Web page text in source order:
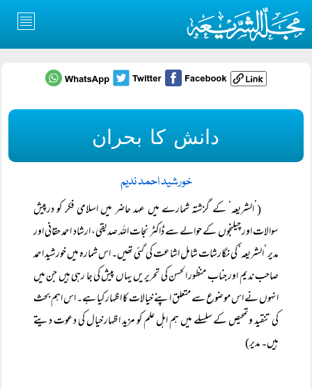
دانش کا بحران
خورشید احمد ندیم
(’الشریعہ‘ کے گزشتہ شمارے میں عہد حاضر میں اسلامی فکر کو درپیش
سوالات اور چیلنجوں کے حوالے سے ڈاکٹر نجات اللہ صدیقی، ارشاد احمد حقانی اور
مدیر ’الشریعہ‘ کی نگارشات شامل اشاعت کی گئی تھیں۔ اس شمارہ میں خورشید احمد
صاحب ندیم اور جناب منظور الحسن کی تحریریں یہاں پیش کی جا رہی ہیں جن میں
انہوں نے اس موضوع سے متعلق اپنے خیالات کا اظہار کیا ہے۔ اس اہم بحث
کی تنقید وتمحیص کے سلسلے میں ہم اہل علم کو مزید اظہار خیال کی دعوت دیتے
ہیں۔ مدیر)